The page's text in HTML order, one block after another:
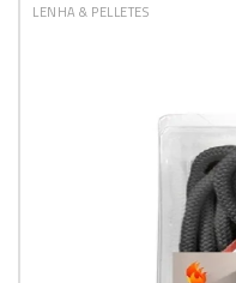
LENHA & PELLETES